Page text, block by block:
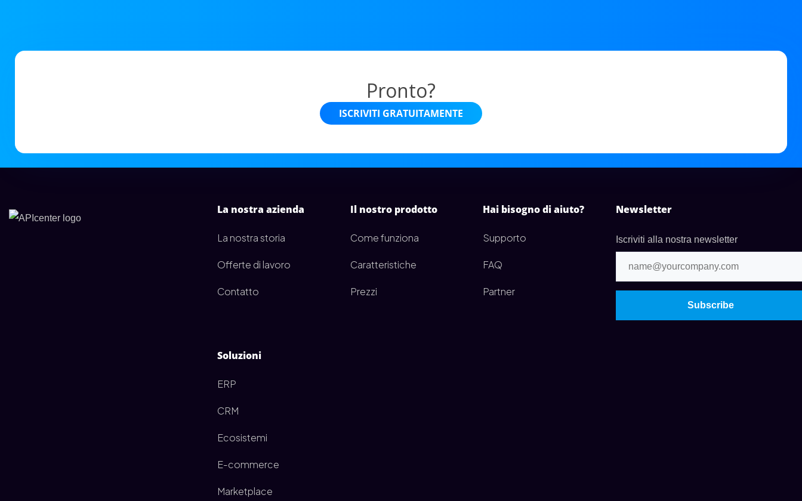
Pronto?
ISCRIVITI GRATUITAMENTE
La nostra azienda
La nostra storia
Offerte di lavoro
Contatto
Soluzioni
ERP
CRM
Ecosistemi
E-commerce
Marketplace
Il nostro prodotto
Come funziona
Caratteristiche
Prezzi
Hai bisogno di aiuto?
Supporto
FAQ
Partner
Newsletter
Iscriviti alla nostra newsletter